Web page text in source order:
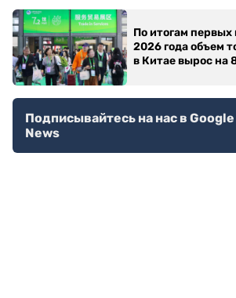
По итогам
2026 года объем
в Китае вырос на
Подписывайтесь на нас в Google
News